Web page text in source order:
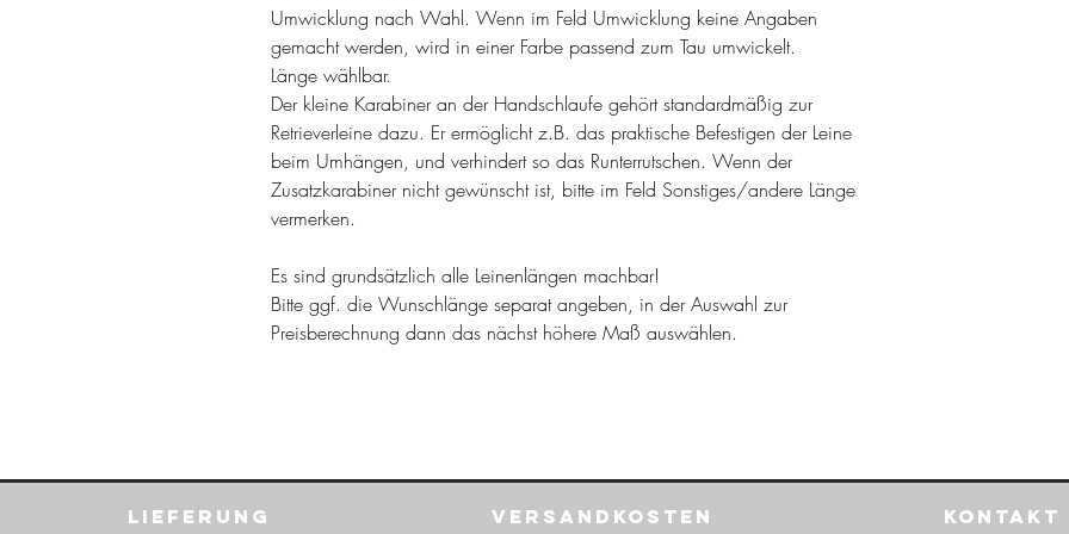
Umwicklung nach Wahl. Wenn im Feld Umwicklung keine Angaben
gemacht werden, wird in einer Farbe passend zum Tau umwickelt.
Länge wählbar.
Der kleine Karabiner an der Handschlaufe gehört standardmäßig zur
Retrieverleine dazu. Er ermöglicht z.B. das praktische Befestigen der Leine
beim Umhängen, und verhindert so das Runterrutschen. Wenn der
Zusatzkarabiner nicht gewünscht ist, bitte im Feld Sonstiges/andere Länge
vermerken.
Es sind grundsätzlich alle Leinenlängen machbar!
Bitte ggf. die Wunschlänge separat angeben, in der Auswahl zur
Preisberechnung dann das nächst höhere Maß auswählen.
Lieferung Versandkosten Kontakt